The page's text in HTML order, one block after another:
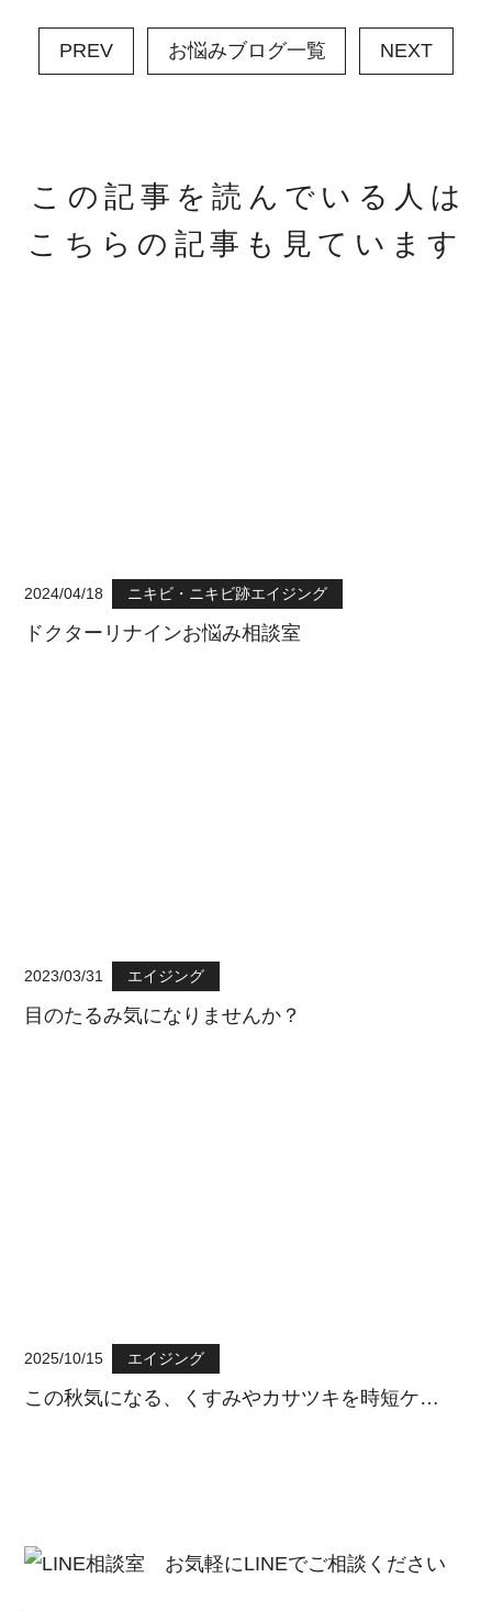
PREV お悩みブログ一覧 NEXT
この記事を読んでいる人は
こちらの記事も見ています
2024/04/18 ニキビ・ニキビ跡エイジング
ドクターリナインお悩み相談室
2023/03/31 エイジング
目のたるみ気になりませんか？
2025/10/15 エイジング
この秋気になる、くすみやカサツキを時短ケ…